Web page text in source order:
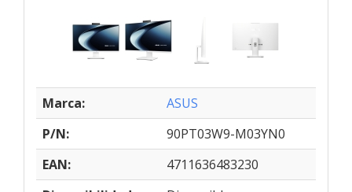
Marca:
ASUS
P/N:
90PT03W9-M03YN0
EAN:
4711636483230